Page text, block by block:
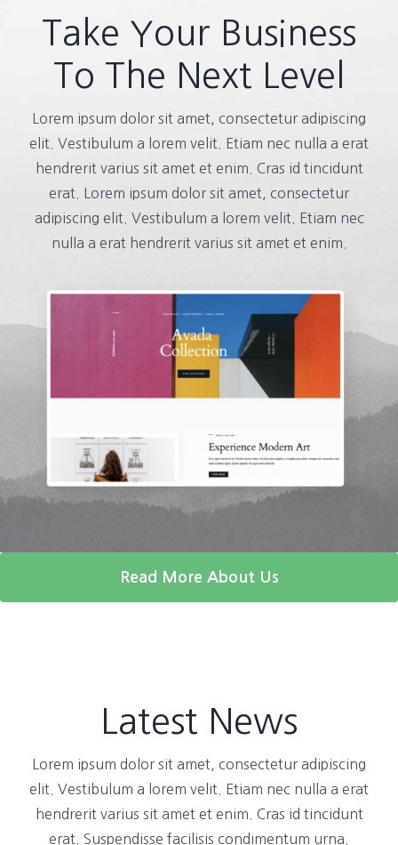
Take Your Business
To The Next Level
Lorem ipsum dolor sit amet, consectetur adipiscing
elit. Vestibulum a lorem velit. Etiam nec nulla a erat
hendrerit varius sit amet et enim. Cras id tincidunt
erat. Lorem ipsum dolor sit amet, consectetur
adipiscing elit. Vestibulum a lorem velit. Etiam nec
nulla a erat hendrerit varius sit amet et enim.
Read More About Us
Latest News
Lorem ipsum dolor sit amet, consectetur adipiscing
elit. Vestibulum a lorem velit. Etiam nec nulla a erat
hendrerit varius sit amet et enim. Cras id tincidunt
erat. Suspendisse facilisis condimentum urna.